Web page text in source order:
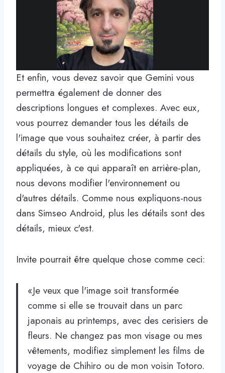
Et enfin, vous devez savoir que Gemini vous
permettra également de donner des
descriptions longues et complexes. Avec eux,
vous pourrez demander tous les détails de
l'image que vous souhaitez créer, à partir des
détails du style, où les modifications sont
appliquées, à ce qui apparaît en arrière-plan,
nous devons modifier l'environnement ou
d'autres détails. Comme nous expliquons-nous
dans Simseo Android, plus les détails sont des
détails, mieux c'est.
Invite pourrait être quelque chose comme ceci:
«Je veux que l'image soit transformée
comme si elle se trouvait dans un parc
japonais au printemps, avec des cerisiers de
fleurs. Ne changez pas mon visage ou mes
vêtements, modifiez simplement les films de
voyage de Chihiro ou de mon voisin Totoro.